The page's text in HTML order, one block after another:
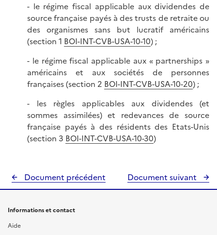
- le régime fiscal applicable aux dividendes de
source française payés à des trusts de retraite ou
des organismes sans but lucratif américains
(section 1 BOI-INT-CVB-USA-10-10) ;
- le régime fiscal applicable aux « partnerships »
américains et aux sociétés de personnes
françaises (section 2 BOI-INT-CVB-USA-10-20) ;
- les règles applicables aux dividendes (et
sommes assimilées) et redevances de source
française payés à des résidents des Etats-Unis
(section 3 BOI-INT-CVB-USA-10-30)
Document précédent Document suivant
Informations et contact
Aide